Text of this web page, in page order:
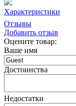
Характеристики
Отзывы
Добавить отзыв
Оцените товар:
Ваше имя
Достоинства
Недостатки